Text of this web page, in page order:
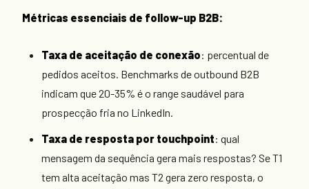
Métricas essenciais de follow-up B2B:
Taxa de aceitação de conexão: percentual de
pedidos aceitos. Benchmarks de outbound B2B
indicam que 20-35% é o range saudável para
prospecção fria no LinkedIn.
Taxa de resposta por touchpoint: qual
mensagem da sequência gera mais respostas? Se T1
tem alta aceitação mas T2 gera zero resposta, o